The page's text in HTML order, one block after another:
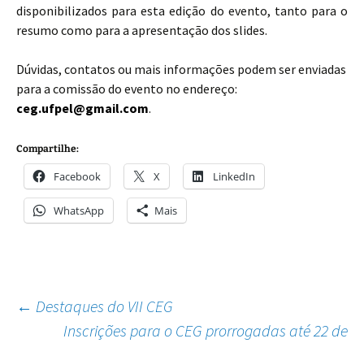
disponibilizados para esta edição do evento, tanto para o
resumo como para a apresentação dos slides.
Dúvidas, contatos ou mais informações podem ser enviadas
para a comissão do evento no endereço:
ceg.ufpel@gmail.com.
Compartilhe:
Facebook X LinkedIn
WhatsApp Mais
Navegação
← Destaques do VII CEG
Inscrições para o CEG prorrogadas até 22 de